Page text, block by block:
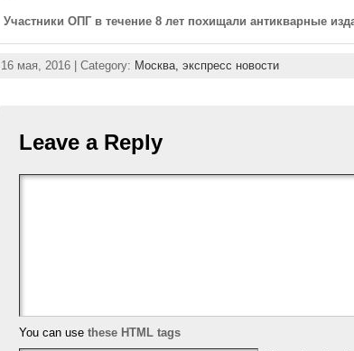
Участники ОПГ в течение 8 лет похищали антикварные
16 мая, 2016 | Category: Москва, экспресс новости
Leave a Reply
You can use these HTML tags